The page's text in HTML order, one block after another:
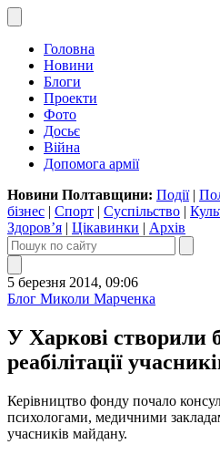
Головна
Новини
Блоги
Проекти
Фото
Досьє
Війна
Допомога армії
Новини Полтавщини: Події|
бізнес | Спорт | Суспільство |
Здоров’я | Цікавинки | Архів
5 березня 2014, 09:06
Блог Миколи Марченка
У Харкові створили
реабілітації
Керівництво фонду почало
психологами, медичними
учасників майдану.